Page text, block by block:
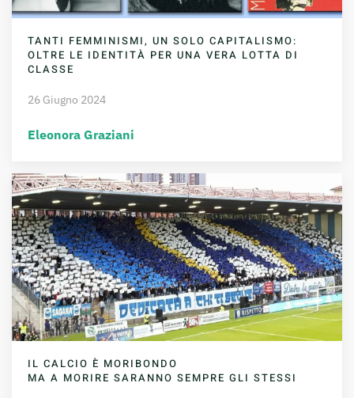
TANTI FEMMINISMI, UN SOLO CAPITALISMO:
OLTRE LE IDENTITÀ PER UNA VERA LOTTA DI
CLASSE
26 Giugno 2024
Eleonora Graziani
IL CALCIO È MORIBONDO
MA A MORIRE SARANNO SEMPRE GLI STESSI